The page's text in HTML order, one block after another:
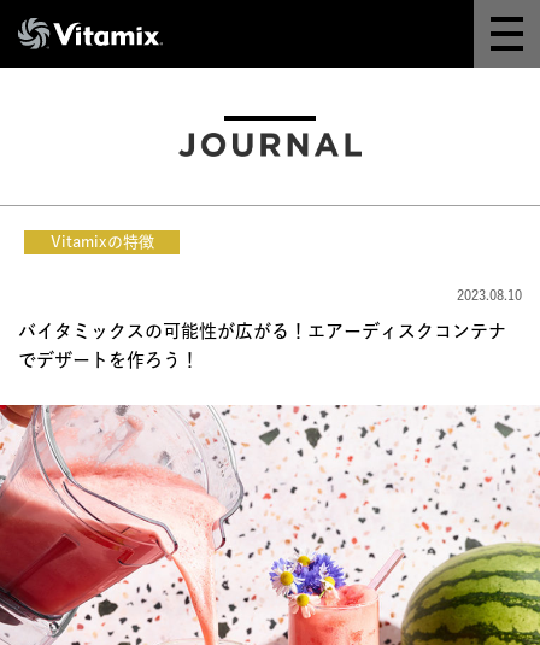
オンラインストア
レシピ
よくある質問
製品情報
JOURNAL
レビュー
Vitamixの特徴
2023.08.10
バイタミックスの可能性が広がる！エアーディスクコンテナ
でデザートを作ろう！